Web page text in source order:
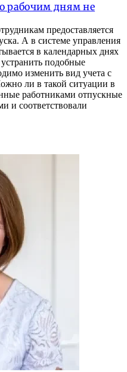
рабочим дням не
предоставляется
А в системе управления
в календарных днях
подобные
изменить вид учета с
ли в такой ситуации в
работниками отпускные
и соответствовали